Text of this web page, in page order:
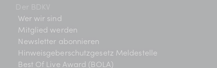
Der BDKV
Wer wir sind
Mitglied werden
Newsletter abonnieren
Hinweisgeberschutzgesetz Meldestelle
Best Of Live Award (BOLA)